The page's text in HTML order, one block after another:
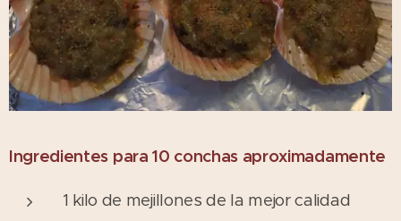
Ingredientes para 10 conchas aproximadamente
1 kilo de mejillones de la mejor calidad